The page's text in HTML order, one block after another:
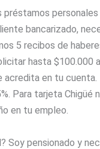
préstamos
bancarizado,
5 recibos de
hasta $100.000
acredita en tu cuenta.
Para tarjeta Chigüé
en tu empleo.
Soy pensionado y